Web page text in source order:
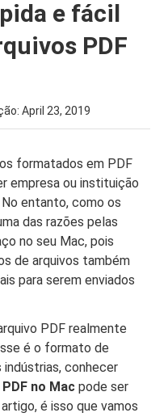
e fácil
PDF
April 23, 2019
formatados em PDF
empresa ou instituição
entanto, como os
das razões pelas
no seu Mac, pois
de arquivos também
para serem enviados
PDF realmente
é o formato de
indústrias, conhecer
no Macpode ser
é isso que vamos